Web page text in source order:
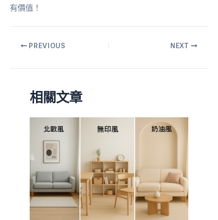
有價值！
PREVIOUS NEXT
相關文章